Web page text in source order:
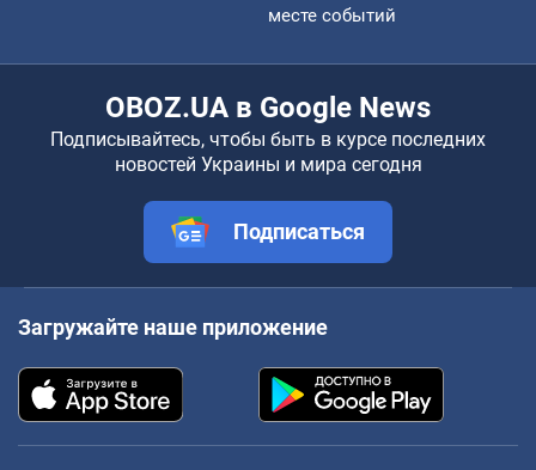
месте событий
OBOZ.UA в Google News
Подписывайтесь, чтобы быть в курсе последних
новостей Украины и мира сегодня
Подписаться
Загружайте наше приложение